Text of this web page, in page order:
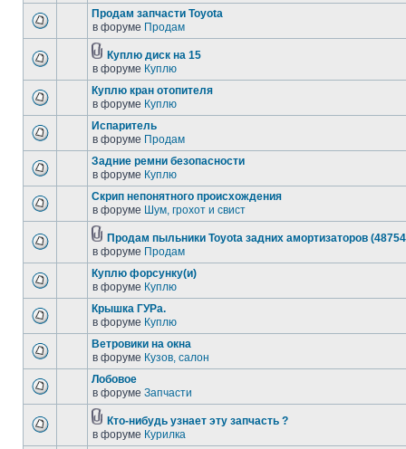
Продам запчасти Toyota
в форуме Продам
Куплю диск на 15
в форуме Куплю
Куплю кран отопителя
в форуме Куплю
Испаритель
в форуме Продам
Задние ремни безопасности
в форуме Куплю
Скрип непонятного происхождения
в форуме Шум, грохот и свист
Продам пыльники Toyota задних амортизаторов
в форуме Продам
Куплю форсунку(и)
в форуме Куплю
Крышка ГУРа.
в форуме Куплю
Ветровики на окна
в форуме Кузов, салон
Лобовое
в форуме Запчасти
Кто-нибудь узнает эту запчасть ?
в форуме Курилка